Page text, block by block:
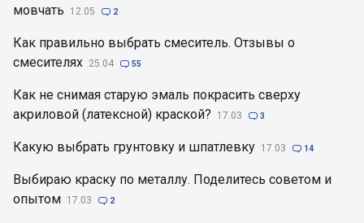
мовчать
12.05  2
Как правильно выбрать смеситель. Отзывы о
смесителях 25.04  55
Как не снимая старую эмаль покрасить сверху
акриловой (латексной) краской?
17.03  3
Какую выбрать грунтовку и шпатлевку 17.03  14
Выбираю краску по металлу. Поделитесь советом и
опытом 17.03  2